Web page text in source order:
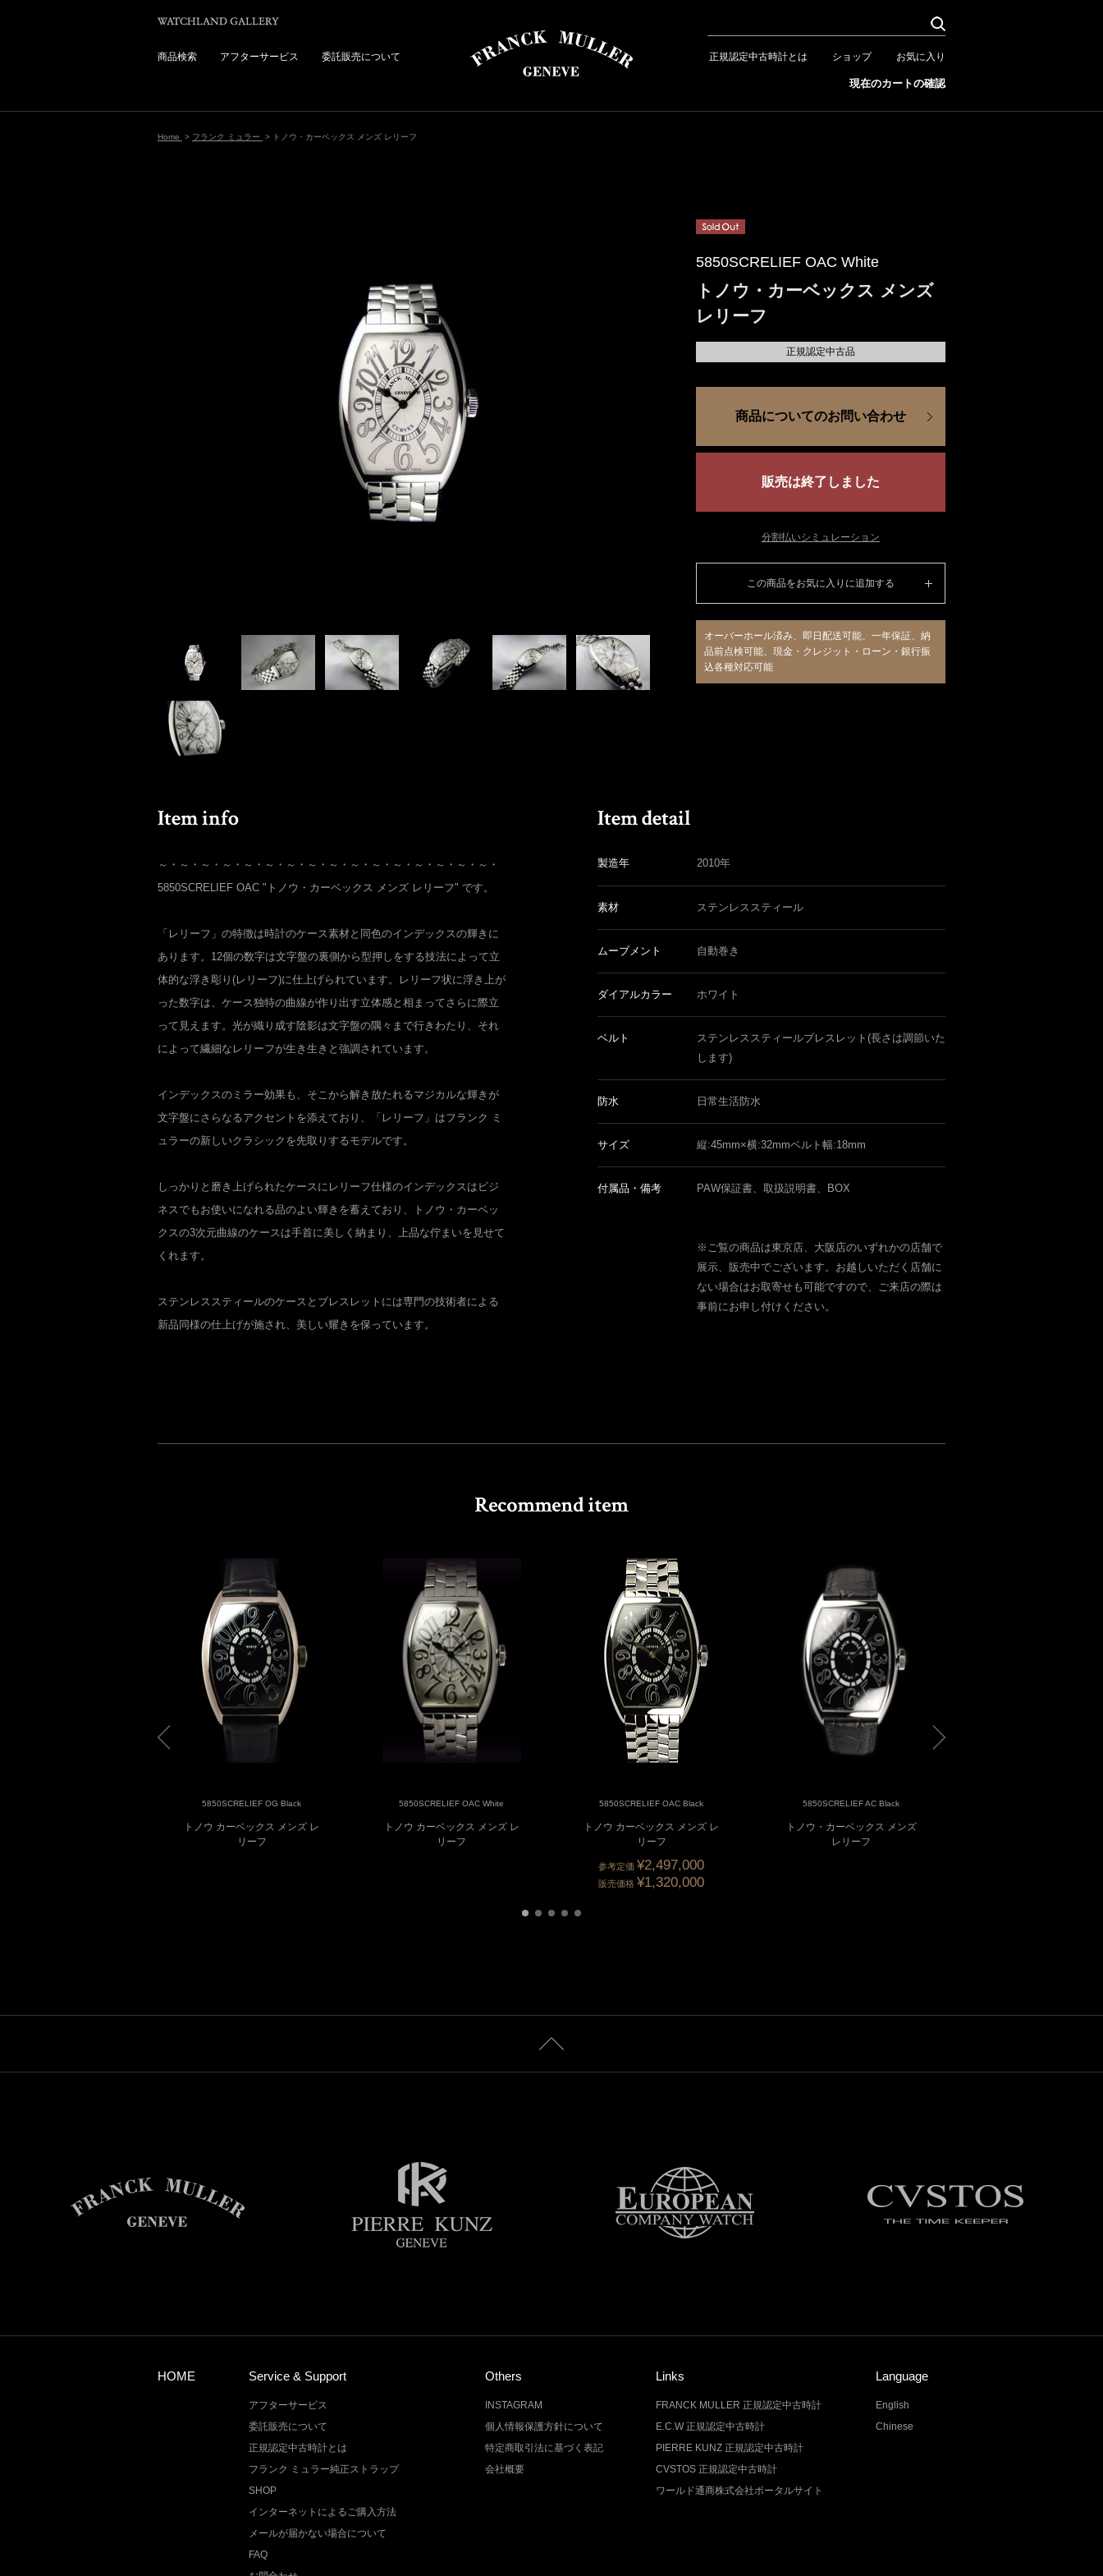
商品検索 アフターサービス 委託販売について 正規認定中古時計とは ショップ お気に入り
現在のカートの確認
Home > フランク ミュラー > トノウ・カーベックス メンズ レリーフ
5850SCRELIEF OAC White
トノウ・カーベックス メンズ
レリーフ
正規認定中古品
商品についてのお問い合わせ
販売は終了しました
分割払いシミュレーション
この商品をお気に入りに追加する
オーバーホール済み、即日配送可能、一年保証、納
品前点検可能、現金・クレジット・ローン・銀行振
込各種対応可能
～・～・～・～・～・～・～・～・～・～・～・～・～・～・～・～・
5850SCRELIEF OAC "トノウ・カーベックス メンズ レリーフ" です。
「レリーフ」の特徴は時計のケース素材と同色のインデックスの輝きに
あります。12個の数字は文字盤の裏側から型押しをする技法によって立
体的な浮き彫り(レリーフ)に仕上げられています。レリーフ状に浮き上が
った数字は、ケース独特の曲線が作り出す立体感と相まってさらに際立
って見えます。光が織り成す陰影は文字盤の隅々まで行きわたり、それ
によって繊細なレリーフが生き生きと強調されています。
インデックスのミラー効果も、そこから解き放たれるマジカルな輝きが
文字盤にさらなるアクセントを添えており、「レリーフ」はフランク ミ
ュラーの新しいクラシックを先取りするモデルです。
しっかりと磨き上げられたケースにレリーフ仕様のインデックスはビジ
ネスでもお使いになれる品のよい輝きを蓄えており、トノウ・カーベッ
クスの3次元曲線のケースは手首に美しく納まり、上品な佇まいを見せて
くれます。
ステンレススティールのケースとブレスレットには専門の技術者による
新品同様の仕上げが施され、美しい耀きを保っています。
製造年 2010年
素材 ステンレススティール
ムーブメント 自動巻き
ダイアルカラー ホワイト
ベルト
ステンレススティールブレスレット(長さは調節いた
します)
防水 日常生活防水
サイズ 縦:45mm×横:32mmベルト幅:18mm
付属品・備考 PAW保証書、取扱説明書、BOX
※ご覧の商品は東京店、大阪店のいずれかの店舗で
展示、販売中でございます。お越しいただく店舗に
ない場合はお取寄せも可能ですので、ご来店の際は
事前にお申し付けください。
5850SCRELIEF OG Black
トノウ カーベックス メンズ レ
リーフ
5850SCRELIEF OAC White
トノウ カーベックス メンズ レ
リーフ
5850SCRELIEF OAC Black
トノウ カーベックス メンズ レ
リーフ
参考定価¥2,497,000
販売価格¥1,320,000
5850SCRELIEF AC Black
トノウ・カーベックス メンズ
レリーフ
HOME Service & Support
アフターサービス
委託販売について
正規認定中古時計とは
フランク ミュラー純正ストラップ
SHOP
インターネットによるご購入方法
メールが届かない場合について
FAQ
Others
INSTAGRAM
個人情報保護方針について
特定商取引法に基づく表記
会社概要
Links
FRANCK MULLER 正規認定中古時計
E.C.W 正規認定中古時計
PIERRE KUNZ 正規認定中古時計
CVSTOS 正規認定中古時計
ワールド通商株式会社ポータルサイト
Language
English
Chinese